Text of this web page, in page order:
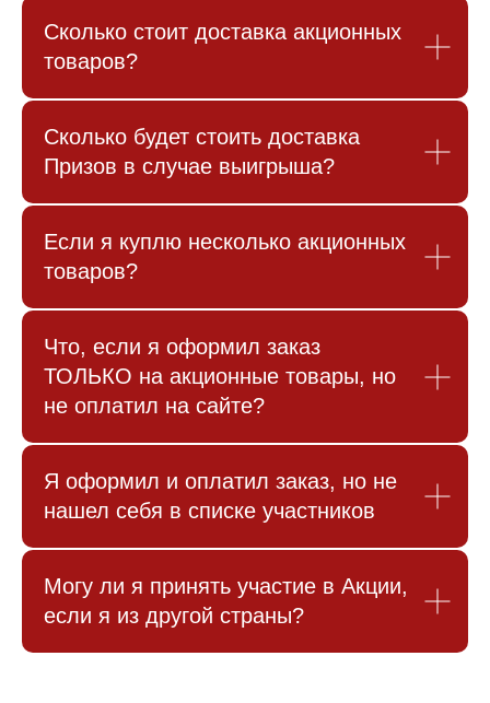
Сколько стоит доставка акционных
товаров?
Сколько будет стоить доставка
Призов в случае выигрыша?
Если я куплю несколько акционных
товаров?
Что, если я оформил заказ
ТОЛЬКО на акционные товары, но
не оплатил на сайте?
Я оформил и оплатил заказ, но не
нашел себя в списке участников
Могу ли я принять участие в Акции,
если я из другой страны?